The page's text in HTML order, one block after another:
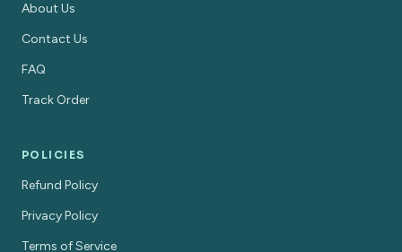
About Us
Contact Us
FAQ
Track Order
POLICIES
Refund Policy
Privacy Policy
Terms of Service